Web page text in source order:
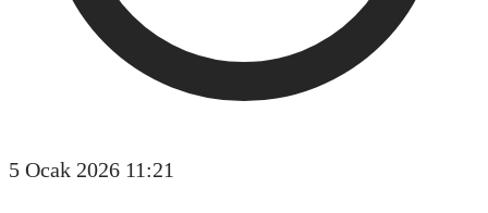
5 Ocak 2026 11:21